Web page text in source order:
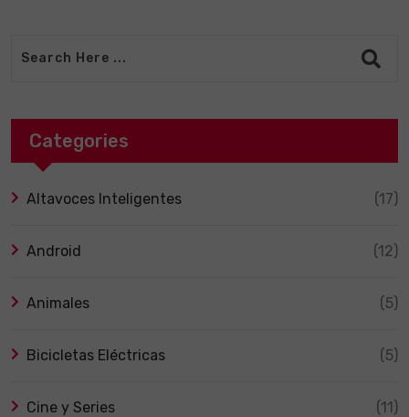
Categories
Altavoces Inteligentes (17)
Android (12)
Animales (5)
Bicicletas Eléctricas (5)
Cine y Series (11)